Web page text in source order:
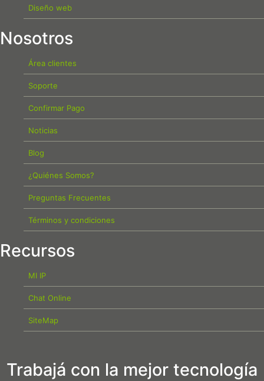
Diseño web
Nosotros
Área clientes
Soporte
Confirmar Pago
Noticias
Blog
¿Quiénes Somos?
Preguntas Frecuentes
Términos y condiciones
Recursos
MI IP
Chat Online
SiteMap
Trabajá con la mejor tecnología